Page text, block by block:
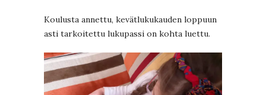
Koulusta annettu, kevätlukukauden loppuun
asti tarkoitettu lukupassi on kohta luettu.